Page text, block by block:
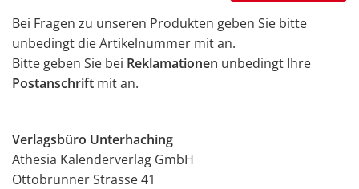
Bei Fragen zu unseren Produkten geben Sie bitte
unbedingt die Artikelnummer mit an.
Bitte geben Sie bei Reklamationen unbedingt Ihre
Postanschrift mit an.
Verlagsbüro Unterhaching
Athesia Kalenderverlag GmbH
Ottobrunner Strasse 41